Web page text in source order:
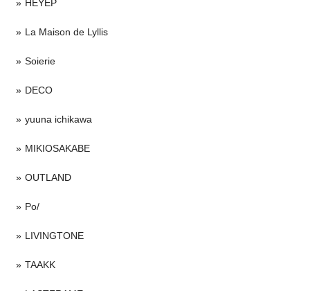
HEYEP
La Maison de Lyllis
Soierie
DECO
yuuna ichikawa
MIKIOSAKABE
OUTLAND
Po/
LIVINGTONE
TAAKK